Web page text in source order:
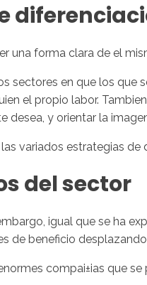
una forma clara de el
sectores en que los
el propio labor.
desea, y orientar la
variados estrategi­as de
del sector
igual que se ha
de beneficio
compai±ias que